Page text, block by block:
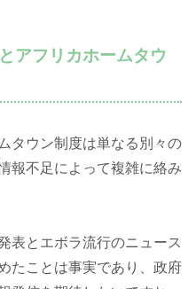
アフリカホームタウ
タウン制度は単なる別々の
報不足によって複雑に絡み
表とエボラ流行のニュース
たことは事実であり、政府